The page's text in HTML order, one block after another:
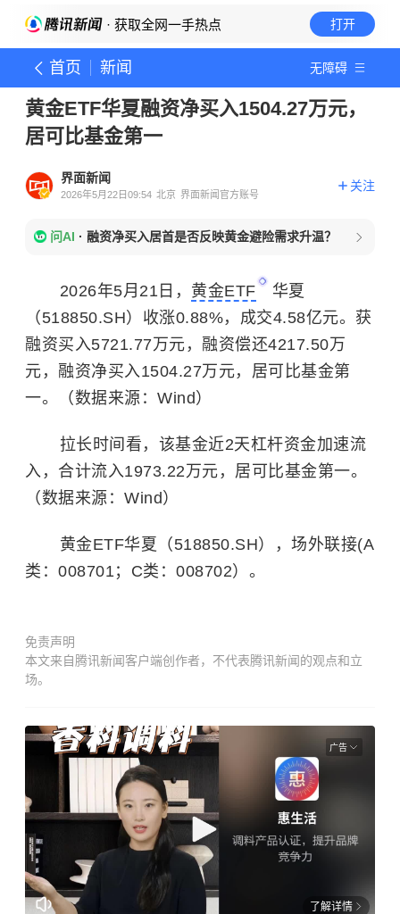
· 获取全网一手热点 打开
首页 新闻 无障碍
黄金ETF华夏融资净买入1504.27万元，
居可比基金第一
界面新闻
2026年5月22日09:54 北京 界面新闻官方账号
关注
问AI · 融资净买入居首是否反映黄金避险需求升温？
2026年5月21日， 黄金ETF
华夏
（518850.SH）收涨0.88%，成交4.58亿元。获
融资买入5721.77万元，融资偿还4217.50万
元，融资净买入1504.27万元，居可比基金第
一。（数据来源：Wind）
拉长时间看，该基金近2天杠杆资金加速流
入，合计流入1973.22万元，居可比基金第一。
（数据来源：Wind）
黄金ETF华夏（518850.SH），场外联接(A
类：008701；C类：008702）。
免责声明
本文来自腾讯新闻客户端创作者，不代表腾讯新闻的观点和立
场。
广告
了解详情